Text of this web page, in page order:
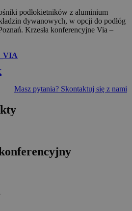
podłokietników z aluminium
dywanowych, w opcji do podłóg
Krzesła konferencyjne Via –
Masz pytania? Skontaktuj się z nami